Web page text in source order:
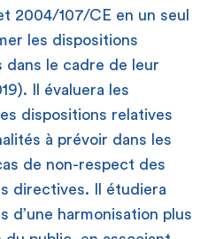
2004/107/CE en un seul
les dispositions
le cadre de leur
Il évaluera les
dispositions relatives
à prévoir dans les
de non-respect des
directives. Il étudiera
d’une harmonisation plus